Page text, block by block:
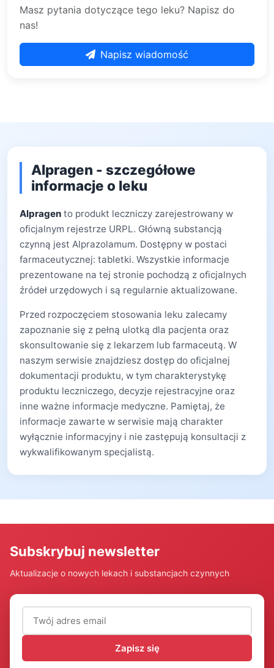
Masz pytania dotyczące tego leku? Napisz do
nas!
Napisz wiadomość
Alpragen - szczegółowe
informacje o leku
Alpragen to produkt leczniczy zarejestrowany w
oficjalnym rejestrze URPL. Główną substancją
czynną jest Alprazolamum. Dostępny w postaci
farmaceutycznej: tabletki. Wszystkie informacje
prezentowane na tej stronie pochodzą z oficjalnych
źródeł urzędowych i są regularnie aktualizowane.
Przed rozpoczęciem stosowania leku zalecamy
zapoznanie się z pełną ulotką dla pacjenta oraz
skonsultowanie się z lekarzem lub farmaceutą. W
naszym serwisie znajdziesz dostęp do oficjalnej
dokumentacji produktu, w tym charakterystykę
produktu leczniczego, decyzje rejestracyjne oraz
inne ważne informacje medyczne. Pamiętaj, że
informacje zawarte w serwisie mają charakter
wyłącznie informacyjny i nie zastępują konsultacji z
wykwalifikowanym specjalistą.
Subskrybuj newsletter
Aktualizacje o nowych lekach i substancjach czynnych
Adres email (wymagany)
Zapisz się